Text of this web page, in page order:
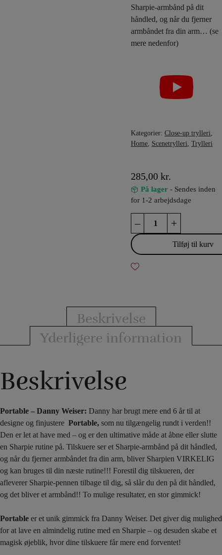
Sharpie-armbånd på dit
håndled, og når du fjerner
armbåndet fra din arm… (se
mere nedenfor)
Kategorier: Close-up trylleri,
Home, Scenetrylleri, Trylleri
285,00 kr.
På lager- Sendes inden
for 1-2 arbejdsdage
–
Portable
Danny
Weiser
antal
+
Tilføj til kurv
Beskrivelse
Yderligere information
Beskrivelse
Portable – Danny Weiser: Danny har brugt mere end 6 år til at
designe og finjustere Portable, som nu tilgængelig rundt i verden!!
Den er let at have med – og er den ultimative måde at åbne eller slutte
en Sharpie rutine på. Tilskuere ser et Sharpie-armbånd på dit håndled,
og når du fjerner armbåndet fra din arm, bliver Sharpien VIRKELIG
og kan bruges til din næste rutine!!! Forestil dig tilskueren, der
afleverer Sharpie-pennen tilbage til dig, så slår du den på dit håndled,
og det bliver et armbånd!! To mulige resultater, en stor gimmick!
Portable er et unik gimmick fra Danny Weiser. Det giver dig mulighed
for at lave en almindelig rutine med en Sharpie – og desuden skabe et
magisk øjeblik, hvor dine tilskuere får mere end forventet!